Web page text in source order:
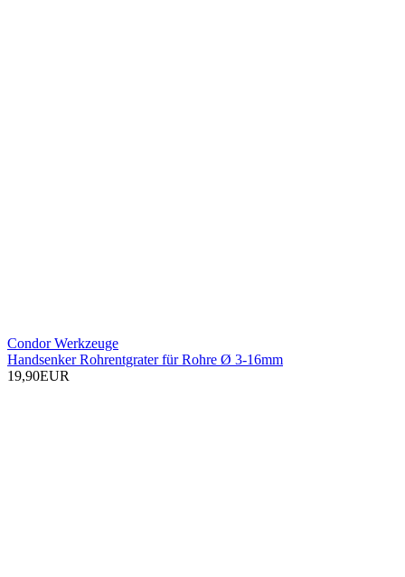
Condor Werkzeuge
Handsenker Rohrentgrater für Rohre Ø 3-16mm
19,90EUR